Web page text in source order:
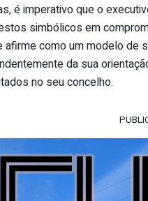
é imperativo que o
simbólicos em
afirme como um modelo
da sua
no seu concelho.